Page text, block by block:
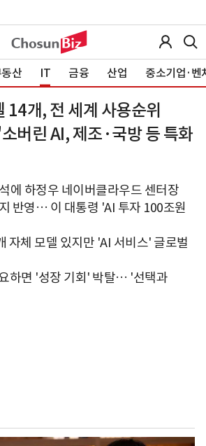
산 IT 금융 산업 중소기업·벤
14개, 전 세계 사용순위
버린 AI, 제조·국방 등 특화
에 하정우 네이버클라우드 센터장
반영… 이 대통령 'AI 투자 100조원
자체 모델 있지만 'AI 서비스' 글로벌
하면 '성장 기회' 박탈… '선택과